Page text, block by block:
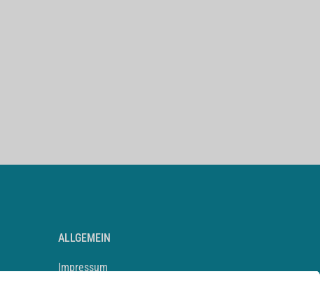
ALLGEMEIN
Impressum